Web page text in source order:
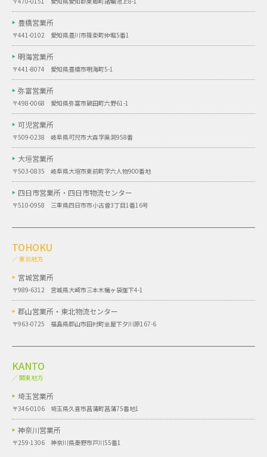
豊橋営業所
〒441-0102 愛知県豊川市篠束町仲堀5番1
明海営業所
〒441-8074 愛知県豊橋市明海町5-1
弥富営業所
〒498-0068 愛知県弥富市鍋田町六野61-1
可児営業所
〒509-0238 岐阜県可児市大森字奥洞958番
大垣営業所
〒503-0835 岐阜県大垣市東前町字六人物900番地
四日市営業所・ 四日市物流センター
〒510-0958 三重県四日市市小古曾3丁目1番16号
TOHOKU
／ 東北地方
宮城営業所
〒989-6312 宮城県大崎市三本木蟻ヶ袋崖下4-1
郡山営業所・ 東北物流センター
〒963-0725 福島県郡山市田村町金屋下夕川原167-6
KANTO
／ 関東地方
埼玉営業所
〒346-0106 埼玉県久喜市菖蒲町菖蒲75番地1
神奈川営業所
〒259-1306 神奈川県秦野市戸川55番1